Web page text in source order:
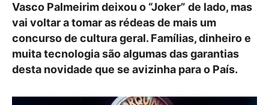
Vasco Palmeirim deixou o “Joker” de lado, mas
vai voltar a tomar as rédeas de mais um
concurso de cultura geral. Famílias, dinheiro e
muita tecnologia são algumas das garantias
desta novidade que se avizinha para o País.